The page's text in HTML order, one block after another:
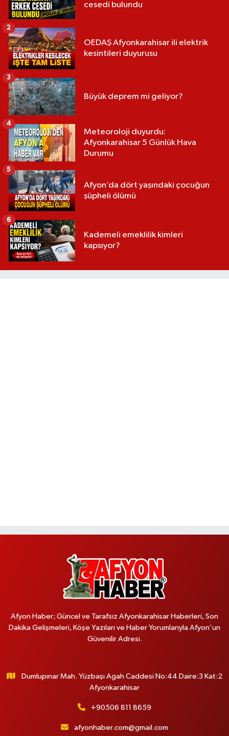
cesedi bulundu
OEDAŞ Afyonkarahisar ili elektrik
kesintileri duyurusu
2
Büyük deprem mi geliyor?
3
Meteoroloji duyurdu:
Afyonkarahisar 5 Günlük Hava
Durumu
4
Afyon’da dört yaşındaki çocuğun
şüpheli ölümü
5
Kademeli emeklilik kimleri
kapsıyor?
6
Afyon Haber; Güncel ve Tarafsız Afyonkarahisar Haberleri, Son
Dakika Gelişmeleri, Köşe Yazıları ve Haber Yorumlarıyla Afyon'un
Güvenilir Adresi.
Dumlupınar Mah. Yüzbaşı Agah Caddesi No:44 Daire:3 Kat:2
Afyonkarahisar
+90506 811 8659
afyonhaber.com@gmail.com